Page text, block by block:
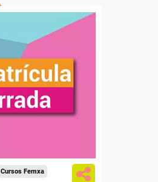
Cursos Femxa